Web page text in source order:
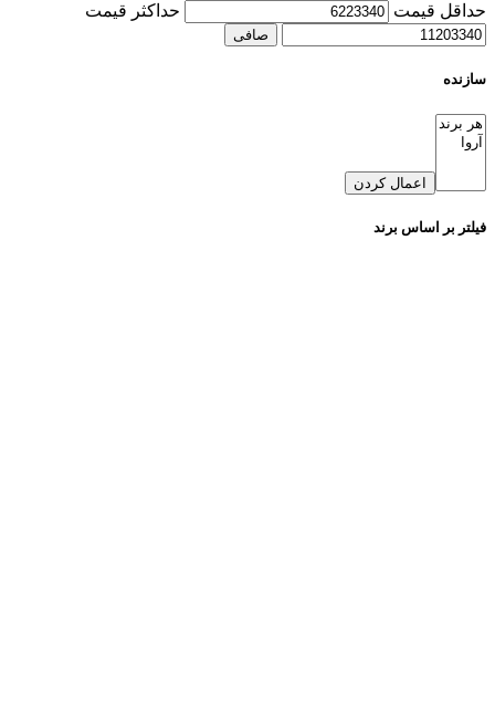
حداقل قیمت حداكثر قيمت
صافی
سازنده
اعمال کردن
فیلتر بر اساس برند